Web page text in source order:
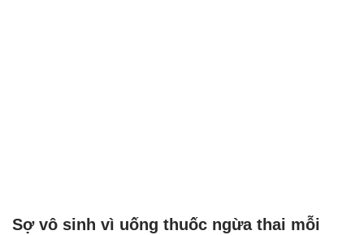
Sợ vô sinh vì uống thuốc ngừa thai mỗi